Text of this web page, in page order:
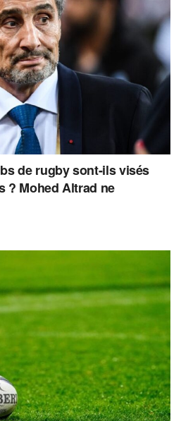
de rugby sont-ils visés
? Mohed Altrad ne